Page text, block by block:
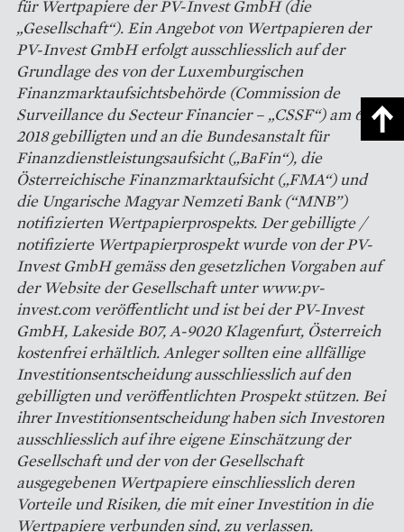
für Wertpapiere der PV-Invest GmbH (die
„Gesellschaft“). Ein Angebot von Wertpapieren der
PV-Invest GmbH erfolgt ausschliesslich auf der
Grundlage des von der Luxemburgischen
Finanzmarktaufsichtsbehörde (Commission de
Surveillance du Secteur Financier – „CSSF“) am 6.11.
2018 gebilligten und an die Bundesanstalt für
Finanzdienstleistungsaufsicht („BaFin“), die
Österreichische Finanzmarktaufsicht („FMA“) und
die Ungarische Magyar Nemzeti Bank (“MNB”)
notifizierten Wertpapierprospekts. Der gebilligte /
notifizierte Wertpapierprospekt wurde von der PV-
Invest GmbH gemäss den gesetzlichen Vorgaben auf
der Website der Gesellschaft unter www.pv-
invest.com veröffentlicht und ist bei der PV-Invest
GmbH, Lakeside B07, A-9020 Klagenfurt, Österreich
kostenfrei erhältlich. Anleger sollten eine allfällige
Investitionsentscheidung ausschliesslich auf den
gebilligten und veröffentlichten Prospekt stützen. Bei
ihrer Investitionsentscheidung haben sich Investoren
ausschliesslich auf ihre eigene Einschätzung der
Gesellschaft und der von der Gesellschaft
ausgegebenen Wertpapiere einschliesslich deren
Vorteile und Risiken, die mit einer Investition in die
Wertpapiere verbunden sind, zu verlassen.